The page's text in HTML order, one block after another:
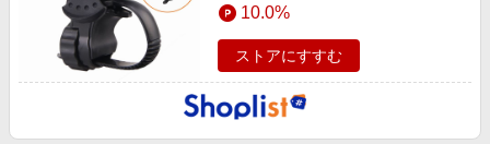
10.0%
ストアにすすむ